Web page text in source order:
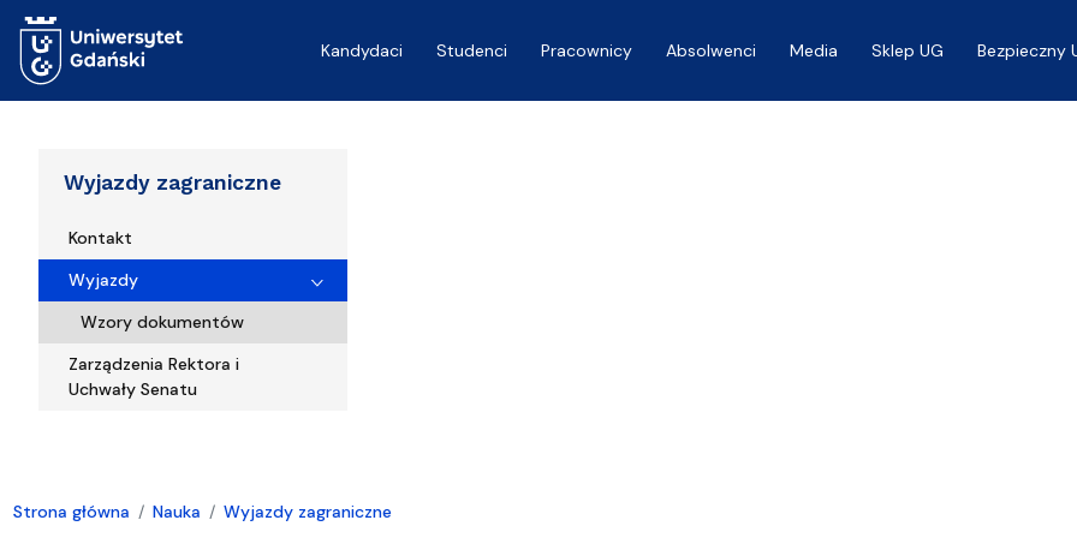
Kandydaci
Studenci Pracownicy Absolwenci Media Sklep UG Bezpieczny
Wyjazdy zagraniczne
Kontakt
Wyjazdy
Wzory dokumentów
Zarządzenia Rektora i
Uchwały Senatu
Strona główna Nauka Wyjazdy zagraniczne